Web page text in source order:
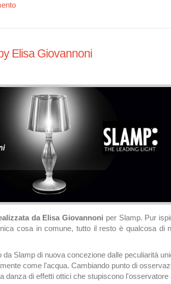
by Mambretti
Elisa Giovannoni
da Elisa Giovannoni per Slamp. Pur
cosa in comune, tutto il resto è qualcosa di
da Slamp di nuova concezione dalle peculiarità
come l'acqua. Cambiando punto di
danza di effetti ottici che stupiscono l'osservatore